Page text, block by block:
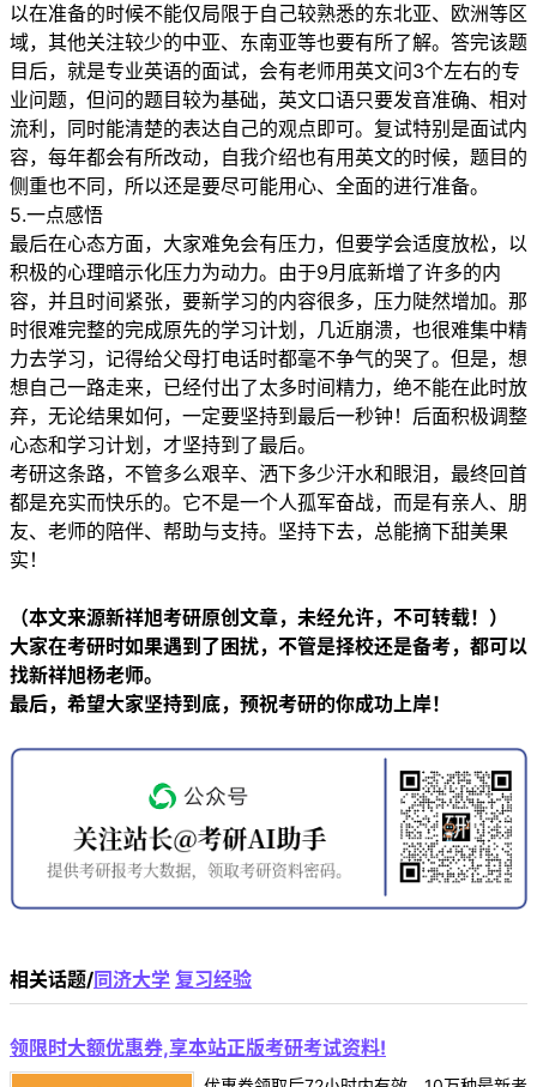
以在准备的时候不能仅局限于自己较熟悉的东北亚、欧洲等区
域，其他关注较少的中亚、东南亚等也要有所了解。答完该题
目后，就是专业英语的面试，会有老师用英文问3个左右的专
业问题，但问的题目较为基础，英文口语只要发音准确、相对
流利，同时能清楚的表达自己的观点即可。复试特别是面试内
容，每年都会有所改动，自我介绍也有用英文的时候，题目的
侧重也不同，所以还是要尽可能用心、全面的进行准备。
5.一点感悟
最后在心态方面，大家难免会有压力，但要学会适度放松，以
积极的心理暗示化压力为动力。由于9月底新增了许多的内
容，并且时间紧张，要新学习的内容很多，压力陡然增加。那
时很难完整的完成原先的学习计划，几近崩溃，也很难集中精
力去学习，记得给父母打电话时都毫不争气的哭了。但是，想
想自己一路走来，已经付出了太多时间精力，绝不能在此时放
弃，无论结果如何，一定要坚持到最后一秒钟！后面积极调整
心态和学习计划，才坚持到了最后。
考研这条路，不管多么艰辛、洒下多少汗水和眼泪，最终回首
都是充实而快乐的。它不是一个人孤军奋战，而是有亲人、朋
友、老师的陪伴、帮助与支持。坚持下去，总能摘下甜美果
实！
（本文来源新祥旭考研原创文章，未经允许，不可转载！）
大家在考研时如果遇到了困扰，不管是择校还是备考，都可以
找新祥旭杨老师。
最后，希望大家坚持到底，预祝考研的你成功上岸！
相关话题/同济大学 复习经验
领限时大额优惠券,享本站正版考研考试资料!